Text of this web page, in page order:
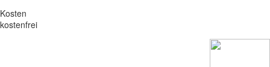
Kosten
kostenfrei